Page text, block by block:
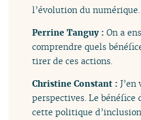
l’évolution du numérique.
Perrine Tanguy :On a
comprendre quels
tirer de ces actions.
Christine Constant :
perspectives. Le bénéfice
cette politique